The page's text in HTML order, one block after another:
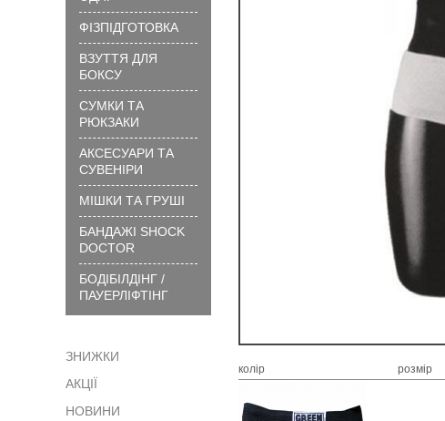
ФІЗПІДГОТОВКА
ВЗУТТЯ ДЛЯ
БОКСУ
СУМКИ ТА
РЮКЗАКИ
АКСЕСУАРИ ТА
СУВЕНІРИ
МІШКИ ТА ГРУШІ
БАНДАЖІ SHOCK
DOCTOR
БОДІБІЛДІНГ /
ПАУЕРЛІФТІНГ
ЗНИЖКИ
АКЦІЇ
НОВИНИ
колір розмір